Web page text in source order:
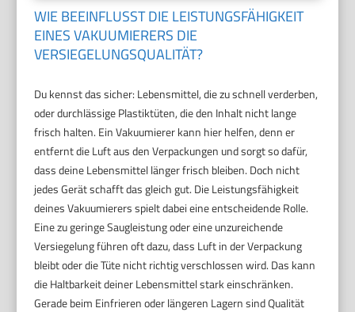
WIE BEEINFLUSST DIE LEISTUNGSFÄHIGKEIT
EINES VAKUUMIERERS DIE
VERSIEGELUNGSQUALITÄT?
Du kennst das sicher: Lebensmittel, die zu schnell verderben,
oder durchlässige Plastiktüten, die den Inhalt nicht lange
frisch halten. Ein Vakuumierer kann hier helfen, denn er
entfernt die Luft aus den Verpackungen und sorgt so dafür,
dass deine Lebensmittel länger frisch bleiben. Doch nicht
jedes Gerät schafft das gleich gut. Die Leistungsfähigkeit
deines Vakuumierers spielt dabei eine entscheidende Rolle.
Eine zu geringe Saugleistung oder eine unzureichende
Versiegelung führen oft dazu, dass Luft in der Verpackung
bleibt oder die Tüte nicht richtig verschlossen wird. Das kann
die Haltbarkeit deiner Lebensmittel stark einschränken.
Gerade beim Einfrieren oder längeren Lagern sind Qualität